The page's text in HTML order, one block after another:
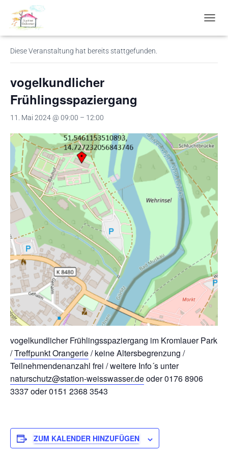
A
G
M
S
H
T
E
N
« Alle Veranstaltungen
Diese Veranstaltung hat bereits stattgefunden.
vogelkundlicher
Frühlingsspaziergang
11. Mai 2024 @ 09:00 – 12:00
vogelkundlicher Frühlingsspaziergang im Kromlauer Park
/Treffpunkt Orangerie/ keine Altersbegrenzung /
Teilnehmendenanzahl frei / weitere Info´s unter
naturschutz@station-weisswasser.deoder 0176 8906
3337 oder 0151 2368 3543
ZUM KALENDER HINZUFÜGEN